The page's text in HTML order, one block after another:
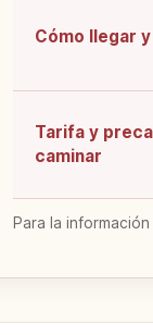
Cómo llegar
Tarifa y
caminar
Para la